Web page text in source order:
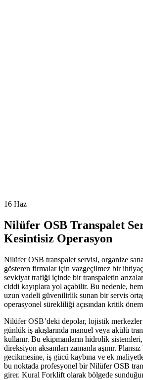
16 Haz
Nilüfer OSB Transpalet
Kesintisiz Operasyon
Nilüfer OSB transpalet servisi, organize
gösteren firmalar için vazgeçilmez bir
sevkiyat trafiği içinde bir transpaletin
ciddi kayıplara yol açabilir. Bu nedenle,
uzun vadeli güvenilirlik sunan bir servis
operasyonel sürekliliği açısından kritik
Nilüfer OSB’deki depolar, lojistik
günlük iş akışlarında manuel veya akülü
kullanır. Bu ekipmanların hidrolik
direksiyon aksamları zamanla aşınır.
gecikmesine, iş gücü kaybına ve ek
bu noktada profesyonel bir Nilüfer OSB
girer. Kural Forklift olarak bölgede